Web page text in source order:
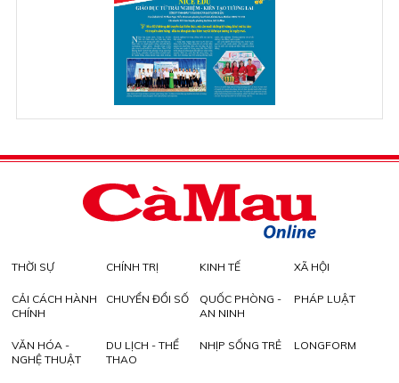
THỜI SỰ CHÍNH TRỊ KINH TẾ XÃ HỘI
CẢI CÁCH HÀNH
CHÍNH
CHUYỂN ĐỔI SỐ
QUỐC PHÒNG -
AN NINH
PHÁP LUẬT
VĂN HÓA -
NGHỆ THUẬT
DU LỊCH - THỂ
THAO
NHỊP SỐNG TRẺ LONGFORM